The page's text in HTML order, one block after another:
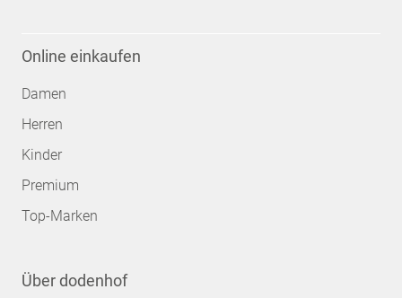
Online einkaufen
Damen
Herren
Kinder
Premium
Top-Marken
Über dodenhof